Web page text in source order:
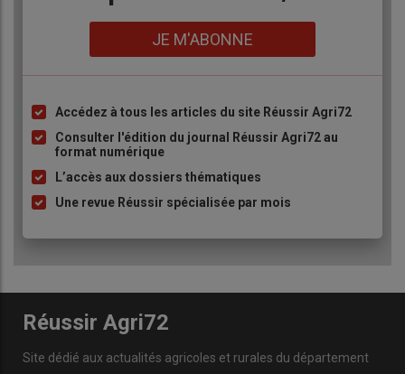
JE M'ABONNE
Liste
à
puce
Accédez à tous les articles du site Réussir Agri72
Consulter l'édition du journal Réussir Agri72 au
format numérique
L’accès aux dossiers thématiques
Une revue Réussir spécialisée par mois
Réussir Agri72
Site dédié aux actualités agricoles et rurales du département